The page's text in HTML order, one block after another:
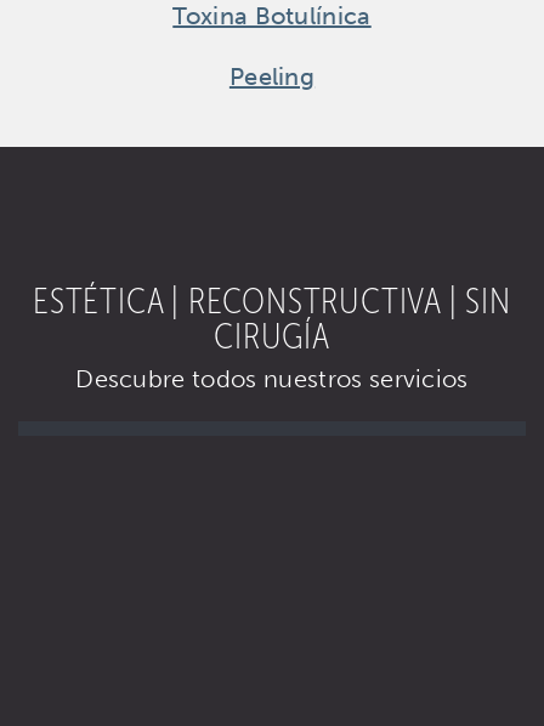
Toxina Botulínica
Peeling
ESTÉTICA | RECONSTRUCTIVA | SIN
CIRUGÍA
Descubre todos nuestros servicios